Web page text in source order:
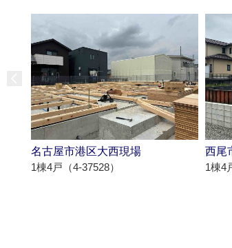
名古屋市港区大西現場
1棟4戸（4-37528）
西尾
1棟4